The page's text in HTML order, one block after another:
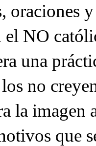
oraciones
NO
una
no
la imagen
que